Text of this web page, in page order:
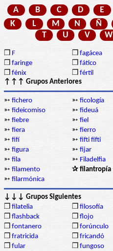
A B C D E
K
L M N Ñ
T
U V W
❒ F ❒ fagácea
❒ faringe ❒ fático
❒ fénix ❒ fértil
↑↑↑ Grupos Anteriores
➳ fichero ➳ ficología
➳ fideicomiso ➳ fideuá
➳ fiebre ➳ fiel
➳ fiera ➳ fierro
➳ fifí ➳ fifti fifti
➳ figura ➳ fijar
➳ fila ➳ Filadelfia
➳ filamento ✰ filantropía
➳ filarmónica
↓↓↓ Grupos Siguientes
❒ filatelia ❒ filosofía
❒ flashback ❒ flojo
❒ fontanero ❒ forúnculo
❒ fratricida ❒ fricandó
❒ fular ❒ fungoso